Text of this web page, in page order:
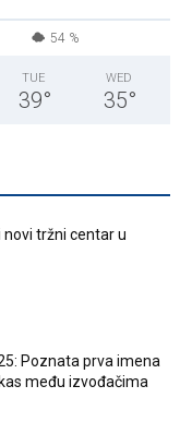
54 %
TUE
39°
WED
35°
tržni centar u
Poznata prva imena
među izvođačima